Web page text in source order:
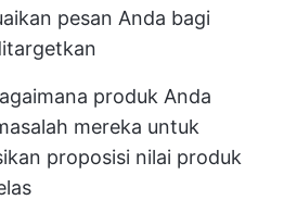
pesan Anda bagi
produk Anda
mereka untuk
proposisi nilai produk